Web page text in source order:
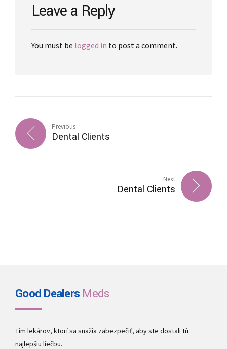
Leave a Reply
You must be logged in to post a comment.
Previous
Dental Clients
Next
Dental Clients
Good DealersMeds
Tím lekárov, ktorí sa snažia zabezpečiť, aby ste dostali tú
najlepšiu liečbu.